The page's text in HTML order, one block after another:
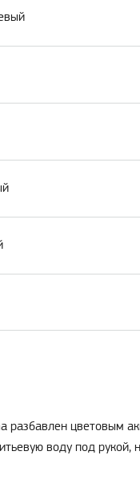
разбавлен цветовым
воду под рукой,